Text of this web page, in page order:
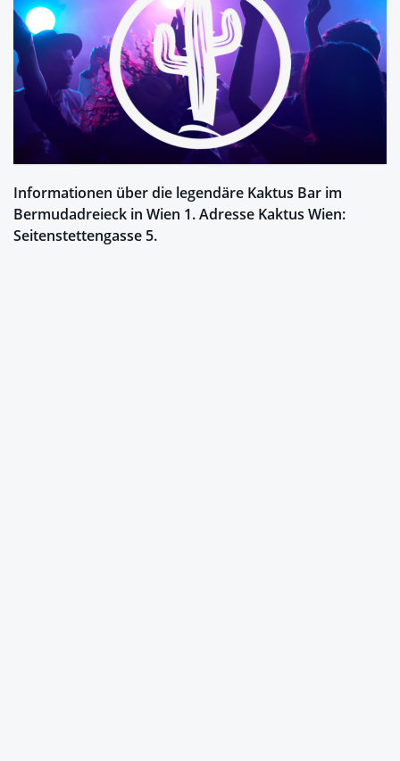
Informationen über die legendäre Kaktus Bar im
Bermudadreieck in Wien 1. Adresse Kaktus Wien:
Seitenstettengasse 5.